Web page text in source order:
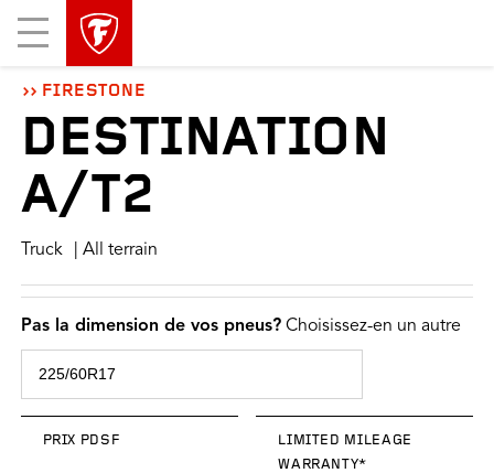
principale
Mobile
Menu
skipped
FIRESTONE
DESTINATION
A/T2
Truck | All terrain
Pas la dimension de vos pneus?Choisissez-en un autre
PRIX PDSF
LIMITED MILEAGE
WARRANTY*